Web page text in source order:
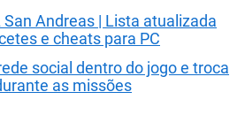
San Andreas | Lista atualizada
e cheats para PC
social dentro do jogo e troca
as missões